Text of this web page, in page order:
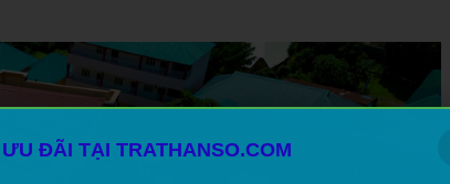
ƯU ĐÃI TẠI TRATHANSO.COM